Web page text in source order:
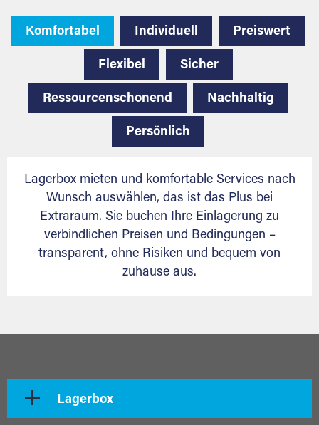
Komfortabel Individuell Preiswert
Flexibel Sicher
Ressourcenschonend Nachhaltig
Persönlich
Lagerbox mieten und komfortable Services nach
Wunsch auswählen, das ist das Plus bei
Extraraum. Sie buchen Ihre Einlagerung zu
verbindlichen Preisen und Bedingungen –
transparent, ohne Risiken und bequem von
zuhause aus.
Lagerbox